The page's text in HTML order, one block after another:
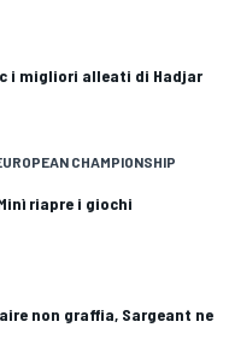
i migliori alleati di Hadjar
CHAMPIONSHIP
riapre i giochi
non graffia, Sargeant ne